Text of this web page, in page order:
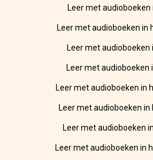
Leer met audioboeken
Leer met audioboeken in
Leer met audioboeken
Leer met audioboeken
Leer met audioboeken in
Leer met audioboeken in
Leer met audioboeken
Leer met audioboeken in